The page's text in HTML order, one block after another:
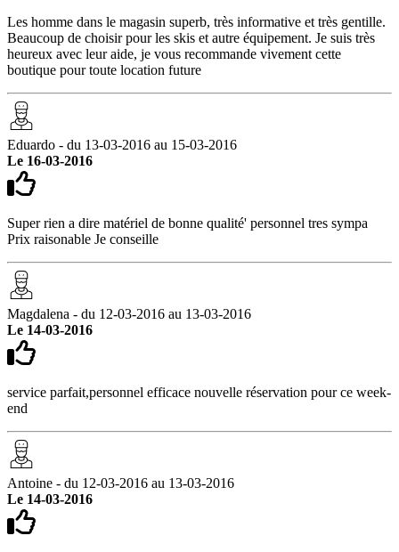
Les homme dans le magasin superb, très informative et très gentille.
Beaucoup de choisir pour les skis et autre équipement. Je suis très
heureux avec leur aide, je vous recommande vivement cette
boutique pour toute location future
Eduardo - du 13-03-2016 au 15-03-2016
Le 16-03-2016
Super rien a dire matériel de bonne qualité' personnel tres sympa
Prix raisonable Je conseille
Magdalena - du 12-03-2016 au 13-03-2016
Le 14-03-2016
service parfait,personnel efficace nouvelle réservation pour ce week-
end
Antoine - du 12-03-2016 au 13-03-2016
Le 14-03-2016